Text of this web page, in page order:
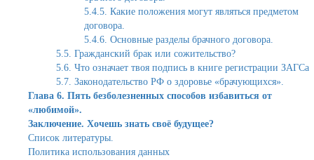
5.4.5. Какие положения могут являться предметом
договора.
5.4.6. Основные разделы брачного договора.
5.5. Гражданский брак или сожительство?
5.6. Что означает твоя подпись в книге регистрации ЗАГСа
5.7. Законодательство РФ о здоровье «брачующихся».
Глава 6. Пять безболезненных способов избавиться от
«любимой».
Заключение. Хочешь знать своё будущее?
Список литературы.
Политика использования данных